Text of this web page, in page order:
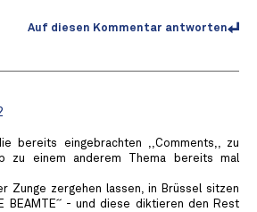
Auf diesen Kommentar antworten
bereits eingebrachten ,,Comments,, zu
zu einem anderem Thema bereits mal
Zunge zergehen lassen, in Brüssel sitzen
BEAMTE´´ - und diese diktieren den Rest